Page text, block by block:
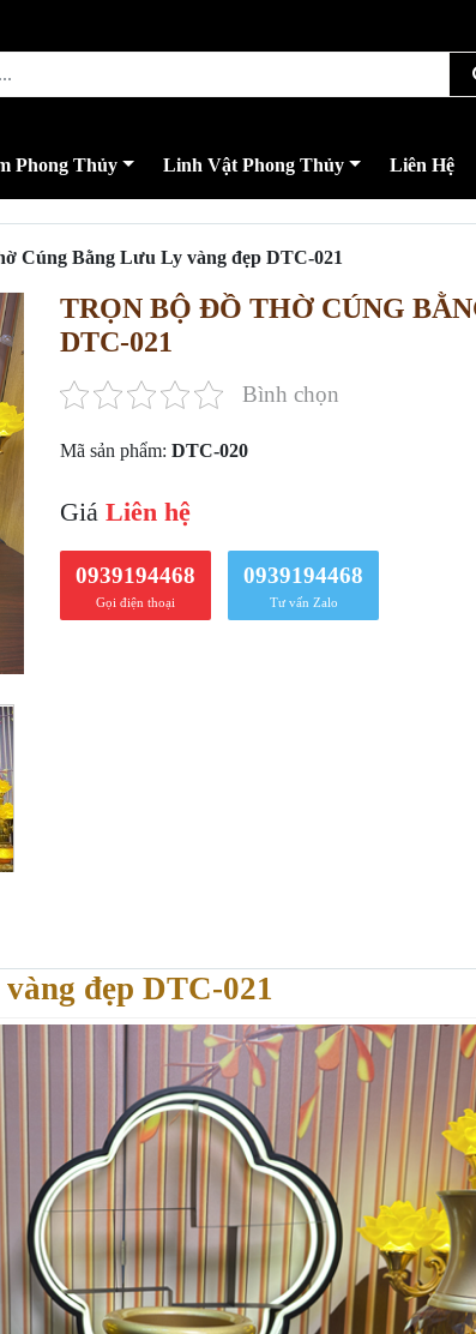
Phong Thủy Linh Vật Phong Thủy Liên Hệ
Cúng Bằng Lưu Ly vàng đẹp DTC-021
TRỌN BỘ ĐỒ THỜ CÚNG
DTC-021
Bình chọn
Mã sản phẩm: DTC-020
Giá Liên hệ
0939194468
Gọi điện thoại
0939194468
Tư vấn Zalo
đẹp DTC-021